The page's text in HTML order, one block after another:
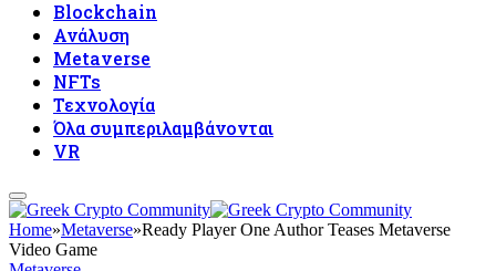
Blockchain
Ανάλυση
Metaverse
NFTs
Τεχνολογία
Όλα συμπεριλαμβάνονται
VR
Home»Metaverse»Ready Player One Author Teases Metaverse
Video Game